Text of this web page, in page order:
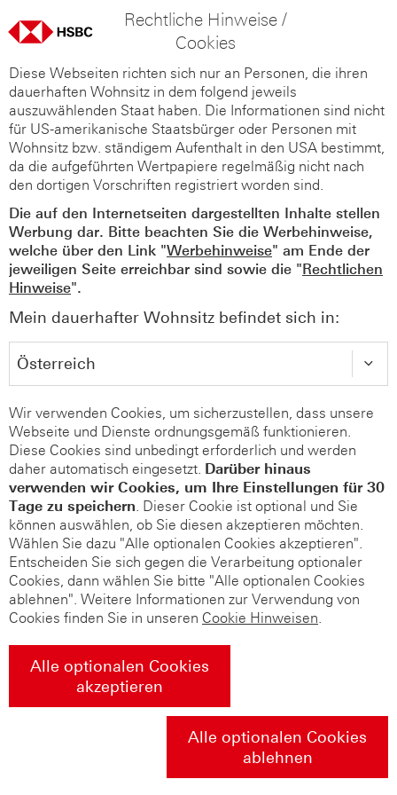
Rechtliche Hinweise /
Cookies
Diese Webseiten richten sich nur an Personen, die ihren
dauerhaften Wohnsitz in dem folgend jeweils
auszuwählenden Staat haben. Die Informationen sind nicht
für US-amerikanische Staatsbürger oder Personen mit
Wohnsitz bzw. ständigem Aufenthalt in den USA bestimmt,
da die aufgeführten Wertpapiere regelmäßig nicht nach
den dortigen Vorschriften registriert worden sind.
Die auf den Internetseiten dargestellten Inhalte stellen
Werbung dar. Bitte beachten Sie die Werbehinweise,
welche über den Link "Werbehinweise" am Ende der
jeweiligen Seite erreichbar sind sowie die "Rechtlichen
Hinweise".
Mein dauerhafter Wohnsitz befindet sich in:
Wir verwenden Cookies, um sicherzustellen, dass unsere
Webseite und Dienste ordnungsgemäß funktionieren.
Diese Cookies sind unbedingt erforderlich und werden
daher automatisch eingesetzt. Darüber hinaus
verwenden wir Cookies, um Ihre Einstellungen für 30
Tage zu speichern. Dieser Cookie ist optional und Sie
können auswählen, ob Sie diesen akzeptieren möchten.
Wählen Sie dazu "Alle optionalen Cookies akzeptieren".
Entscheiden Sie sich gegen die Verarbeitung optionaler
Cookies, dann wählen Sie bitte "Alle optionalen Cookies
ablehnen". Weitere Informationen zur Verwendung von
Cookies finden Sie in unseren Cookie Hinweisen.
Alle optionalen Cookies
akzeptieren
Alle optionalen Cookies
ablehnen